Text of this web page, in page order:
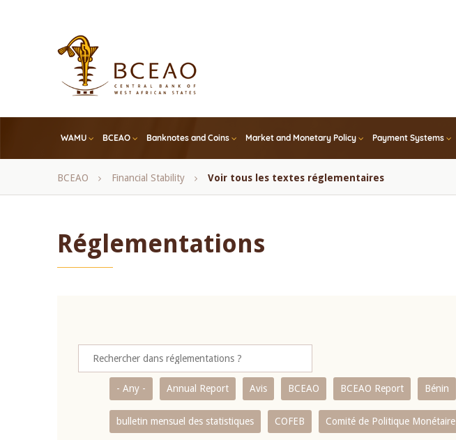
WAMU BCEAO Banknotes and Coins Market and Monetary Policy Payment Systems
Breadcrumb
BCEAO Financial Stability Voir tous les textes réglementaires
Réglementations
- Any - Annual Report Avis BCEAO BCEAO Report Bénin
bulletin mensuel des statistiques COFEB Comité de Politique Monétaire